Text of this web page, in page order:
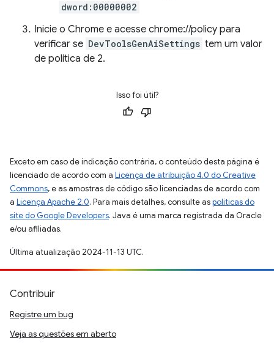
dword:00000002
Inicie o Chrome e acesse chrome://policy para
verificar se DevToolsGenAiSettings tem um valor
de política de 2.
Isso foi útil?
Exceto em caso de indicação contrária, o conteúdo desta página é
licenciado de acordo com a Licença de atribuição 4.0 do Creative
Commons, e as amostras de código são licenciadas de acordo com
a Licença Apache 2.0. Para mais detalhes, consulte aspolíticas do
site do Google Developers. Java é uma marca registrada da Oracle
e/ou afiliadas.
Última atualização 2024-11-13 UTC.
Contribuir
Registre um bug
Veja as questões em aberto